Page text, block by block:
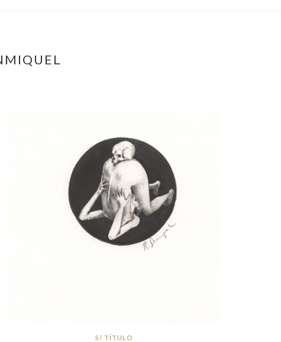
S/ TÍTULO